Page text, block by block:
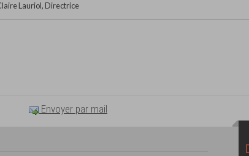
Lauriol, Directrice
Envoyer par mail